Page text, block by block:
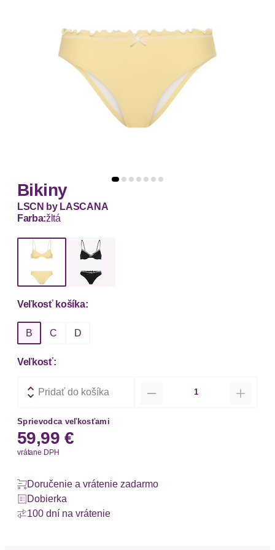
Bikiny
LSCN by LASCANA
Farba:žltá
Veľkosť košíka:
B C D
Veľkosť:
Pridať do košíka
Sprievodca veľkosťami
59,99 €
vrátane DPH
Doručenie a vrátenie zadarmo
Dobierka
100 dní na vrátenie